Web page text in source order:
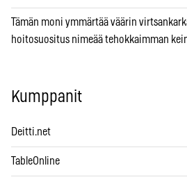
Tämän moni ymmärtää väärin
hoitosuositus nimeää tehokkaimman
Kumppanit
Deitti.net
TableOnline